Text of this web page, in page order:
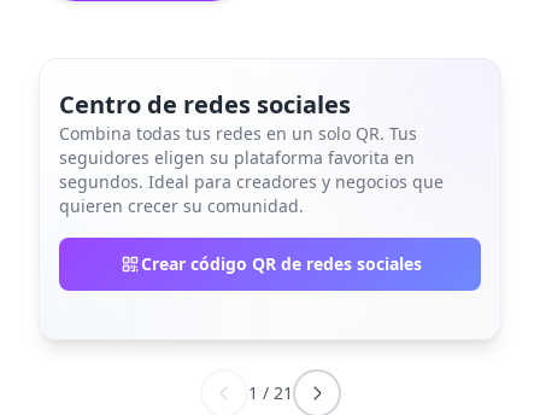
Centro de redes sociales
Combina todas tus redes en un solo QR. Tus
seguidores eligen su plataforma favorita en
segundos. Ideal para creadores y negocios que
quieren crecer su comunidad.
Crear código QR de redes sociales
1 / 21